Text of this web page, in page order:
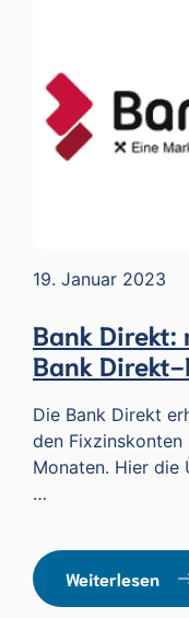
19. Januar 2023
Bank Direkt:
Bank
Die Bank Direkt
den
Monaten. Hier
…
Weiterlesen